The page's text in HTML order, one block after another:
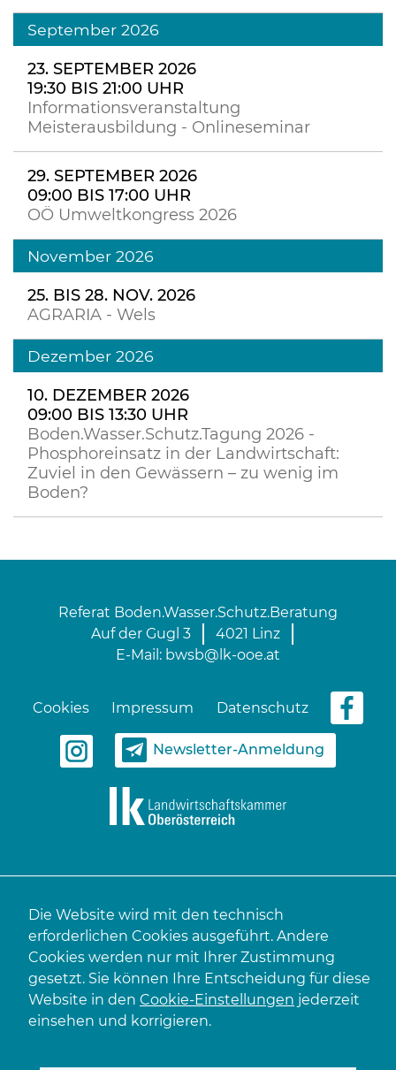
September 2026
23. SEPTEMBER 2026
19:30 BIS 21:00 UHR
Informationsveranstaltung
Meisterausbildung - Onlineseminar
29. SEPTEMBER 2026
09:00 BIS 17:00 UHR
OÖ Umweltkongress 2026
November 2026
25. BIS 28. NOV. 2026
AGRARIA - Wels
Dezember 2026
10. DEZEMBER 2026
09:00 BIS 13:30 UHR
Boden.Wasser.Schutz.Tagung 2026 -
Phosphoreinsatz in der Landwirtschaft:
Zuviel in den Gewässern – zu wenig im
Boden?
Referat Boden.Wasser.Schutz.Beratung
Auf der Gugl 3
4021 Linz
E-Mail: bwsb@lk-ooe.at
Cookies Impressum Datenschutz
Newsletter-Anmeldung
Die Website wird mit den technisch
erforderlichen Cookies ausgeführt. Andere
Cookies werden nur mit Ihrer Zustimmung
gesetzt. Sie können Ihre Entscheidung für diese
Website in den Cookie-Einstellungen jederzeit
einsehen und korrigieren.